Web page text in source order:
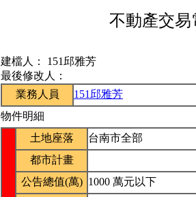
不動產交易
建檔人： 151邱雅芳
最後修改人：
業務人員
151邱雅芳
物件明細
土地座落
台南市全部
都市計畫
公告總值(萬) 1000 萬元以下